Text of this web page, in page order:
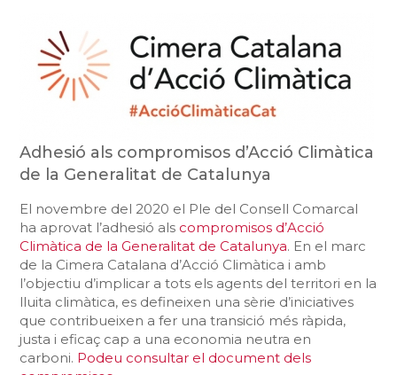
Adhesió als compromisos d’Acció Climàtica
de la Generalitat de Catalunya
El novembre del 2020 el Ple del Consell Comarcal
ha aprovat l’adhesió als compromisos d’Acció
Climàtica de la Generalitat de Catalunya. En el marc
de la Cimera Catalana d’Acció Climàtica i amb
l’objectiu d’implicar a tots els agents del territori en la
lluita climàtica, es defineixen una sèrie d’iniciatives
que contribueixen a fer una transició més ràpida,
justa i eficaç cap a una economia neutra en
carboni. Podeu consultar el document dels